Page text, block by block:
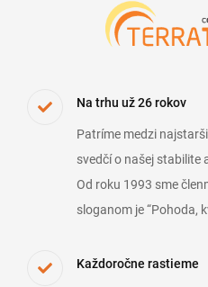
Na trhu už 26 rokov
Patríme medzi
svedčí o našej stabilite
Od roku 1993 sme
sloganom je “Pohoda,
Každoročne rastieme